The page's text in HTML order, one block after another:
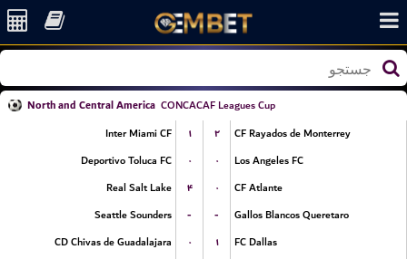
North and Central America CONCACAF Leagues Cup
Inter Miami CF
۱ ۲
CF Rayados de Monterrey
Deportivo Toluca FC
۰ ۰
Los Angeles FC
Real Salt Lake
۴ ۰
CF Atlante
Seattle Sounders
- -
Gallos Blancos Queretaro
CD Chivas de Guadalajara
۰ ۱
FC Dallas